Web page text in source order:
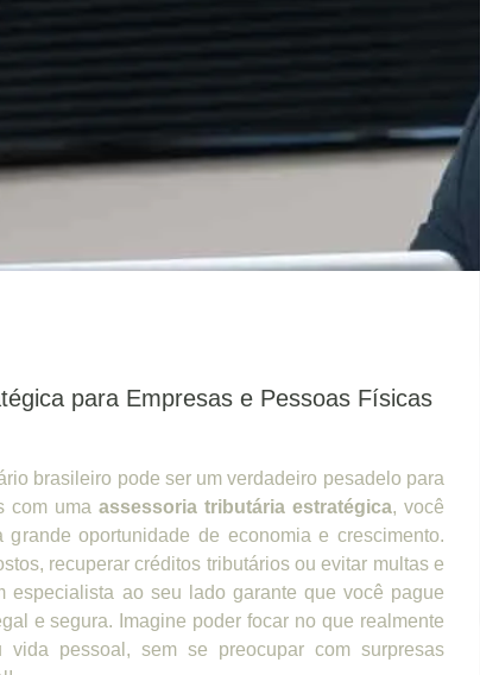
para Empresas e Pessoas Físicas
brasileiro pode ser um verdadeiro pesadelo para
com uma assessoria tributária estratégica, você
oportunidade de economia e crescimento.
recuperar créditos tributários ou evitar multas e
especialista ao seu lado garante que você pague
e segura. Imagine poder focar no que realmente
pessoal, sem se preocupar com surpresas